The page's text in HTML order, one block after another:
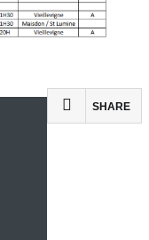
SHARE